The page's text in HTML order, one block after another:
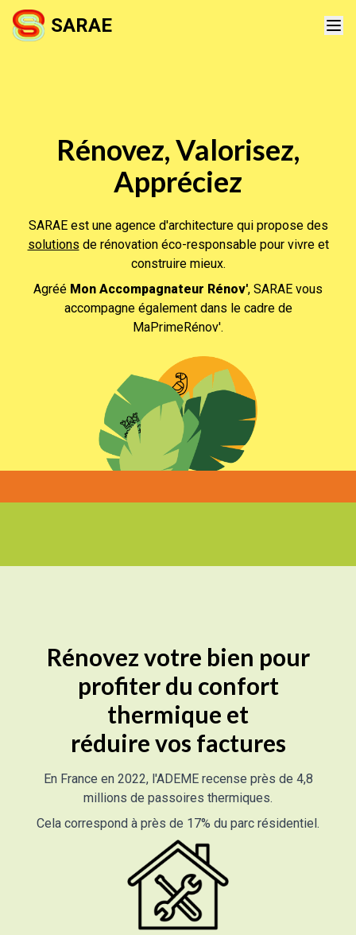
SARAE
Rénovez, Valorisez,
Appréciez
SARAE est une agence d'architecture qui propose des
solutions de rénovation éco-responsable pour vivre et
construire mieux.
Agréé Mon Accompagnateur Rénov', SARAE vous
accompagne également dans le cadre de
MaPrimeRénov'.
Rénovez votre bien pour
profiter du confort
thermique et
réduire vos factures
En France en 2022, l'ADEME recense près de 4,8
millions de passoires thermiques.
Cela correspond à près de 17% du parc résidentiel.